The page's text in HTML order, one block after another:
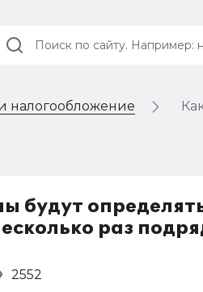
налогообложение
будут
раз
2552